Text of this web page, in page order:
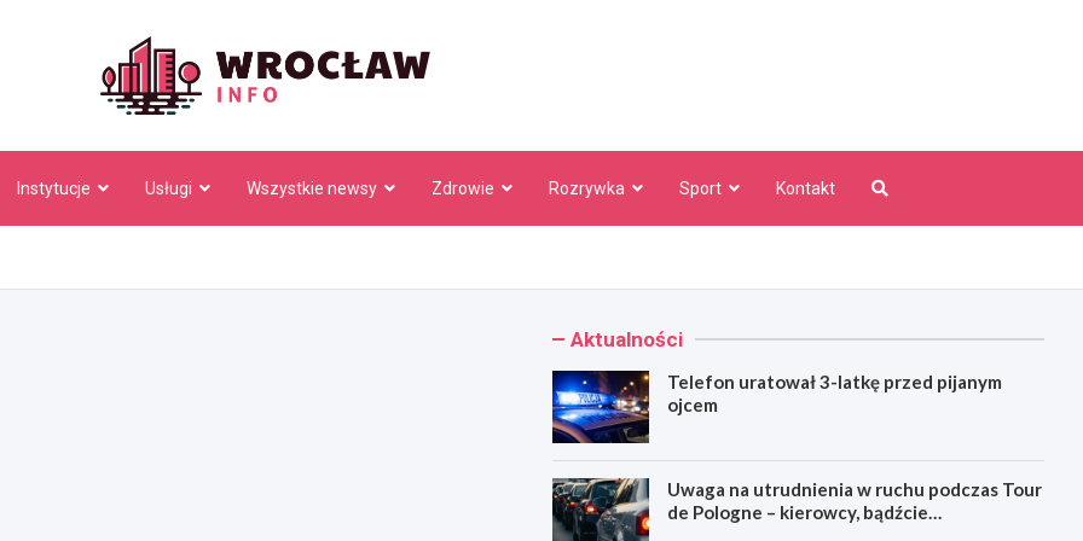
Instytucje Usługi Wszystkie newsy Zdrowie Rozrywka Sport Kontakt
Aktualności
Telefon uratował 3-latkę przed pijanym
ojcem
Uwaga na utrudnienia w ruchu podczas Tour
de Pologne – kierowcy, bądźcie